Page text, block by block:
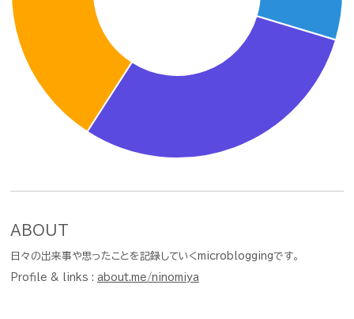
ABOUT
日々の出来事や思ったことを記録していくmicrobloggingです。
Profile & links : about.me/ninomiya